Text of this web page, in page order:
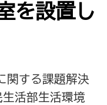
を設置し
関する課題解決
活部生活環境